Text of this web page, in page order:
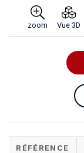
zoom Vue 3D
RÉFÉRENCE